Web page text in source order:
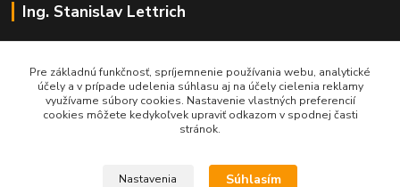
Ing. Stanislav Lettrich
+421 905 545 198
NONSTOP
Pre základnú funkčnosť, spríjemnenie používania webu, analytické
účely a v prípade udelenia súhlasu aj na účely cielenia reklamy
využívame súbory cookies. Nastavenie vlastných preferencií
cookies môžete kedykoľvek upraviť odkazom v spodnej časti
stránok.
Nastavenia Súhlasím